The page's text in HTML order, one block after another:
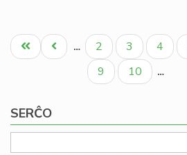
Pagination
Unua
paĝo
Antaŭa
paĝo
… Paĝo
2 Paĝo
3 Paĝo
4
Paĝo
9 Paĝo
10 …
SERĈO